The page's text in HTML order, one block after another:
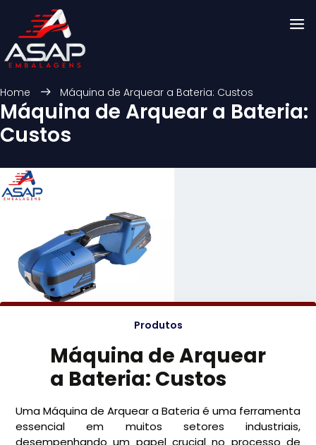
Home Máquina de Arquear a Bateria: Custos
Máquina de Arquear a Bateria:
Custos
Produtos
Máquina de Arquear
a Bateria: Custos
Uma Máquina de Arquear a Bateria é uma ferramenta
essencial em muitos setores industriais,
desempenhando um papel crucial no processo de